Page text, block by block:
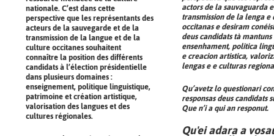
nationale. C’est dans cette
perspective que les représentants des
acteurs de la sauvegarde et de la
transmission de la langue et de la
culture occitanes souhaitent
connaître la position des différents
candidats à l’élection présidentielle
dans plusieurs domaines :
enseignement, politique linguistique,
patrimoine et création artistique,
valorisation des langues et des
cultures régionales.
actors de la sauvaguarda
transmission de la lenga e
occitanas e desiram
deus candidats tà mantuns
ensenhament, politica
e creacion artistica,
lengas e e culturas
Qu’avetz lo questionari
responsas deus candidats
Que n’i a qui an responut.
Qu'ei adara a